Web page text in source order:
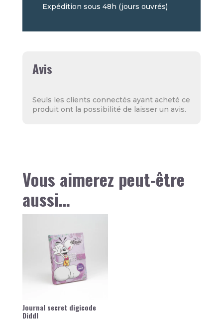
Expédition sous 48h (jours ouvrés)
Avis
Seuls les clients connectés ayant acheté ce
produit ont la possibilité de laisser un avis.
Vous aimerez peut-être
aussi…
Journal secret digicode
Diddl